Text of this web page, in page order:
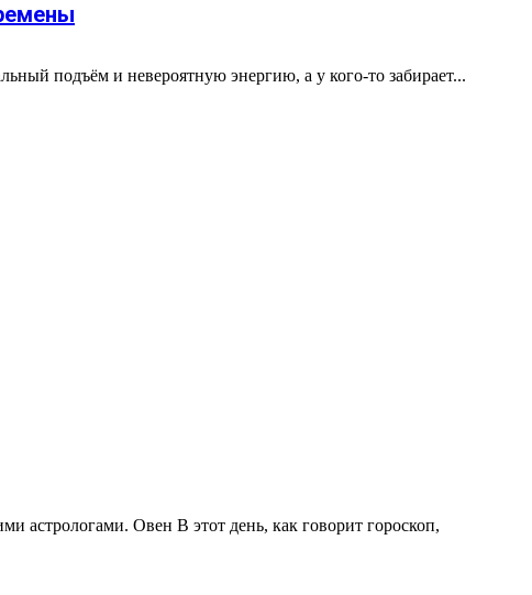
подъём и невероятную энергию, а у кого-то забирает...
астрологами. Овен В этот день, как говорит гороскоп,